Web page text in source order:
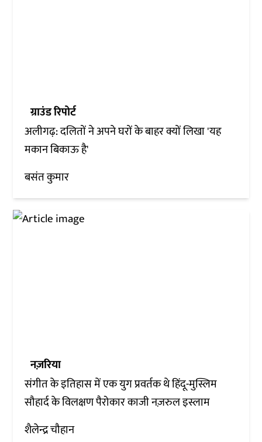
ग्राउंड रिपोर्ट
अलीगढ़: दलितों ने अपने घरों के बाहर क्यों लिखा 'यह
मकान बिकाऊ है'
बसंत कुमार
नज़रिया
संगीत के इतिहास में एक युग प्रवर्तक थे हिंदू-मुस्लिम
सौहार्द के विलक्षण पैरोकार काजी नज़रुल इस्लाम
शैलेन्द्र चौहान